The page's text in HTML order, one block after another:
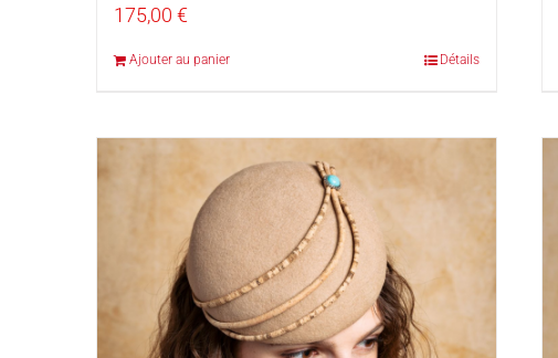
175,00 €
Ajouter au panier Détails